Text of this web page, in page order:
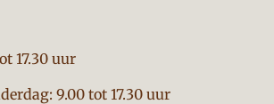
17.30 uur
9.00 tot 17.30 uur